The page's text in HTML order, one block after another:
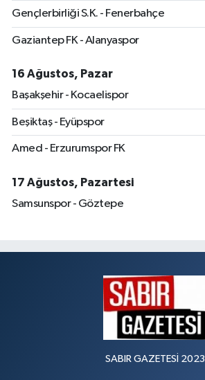
Gençlerbirliği S.K. - Fenerbahçe
Gaziantep FK - Alanyaspor
16 Ağustos, Pazar
Başakşehir - Kocaelispor
Beşiktaş - Eyüpspor
Amed - Erzurumspor FK
17 Ağustos, Pazartesi
Samsunspor - Göztepe
SABIR GAZETESİ 2023